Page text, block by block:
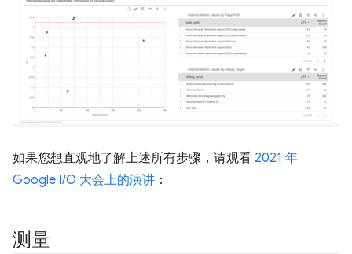
如果您想直观地了解上述所有步骤，请观看 2021 年
Google I/O 大会上的演讲 ：
测量